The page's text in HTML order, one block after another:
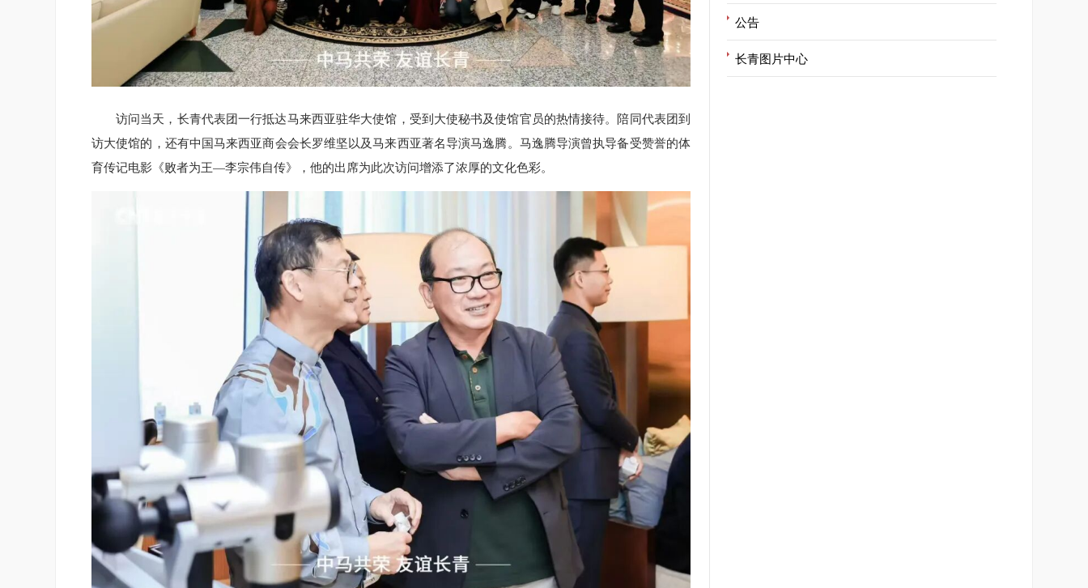
访问当天，长青代表团一行抵达马来西亚驻华大使馆，受到大使秘书及使馆官员的热情接待。陪同代表团到
访大使馆的，还有中国马来西亚商会会长罗维坚以及马来西亚著名导演马逸腾。马逸腾导演曾执导备受赞誉的体
育传记电影《败者为王—李宗伟自传》，他的出席为此次访问增添了浓厚的文化色彩。
公告
长青图片中心